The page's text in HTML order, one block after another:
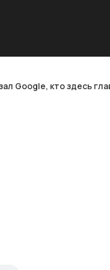
Google, кто здесь